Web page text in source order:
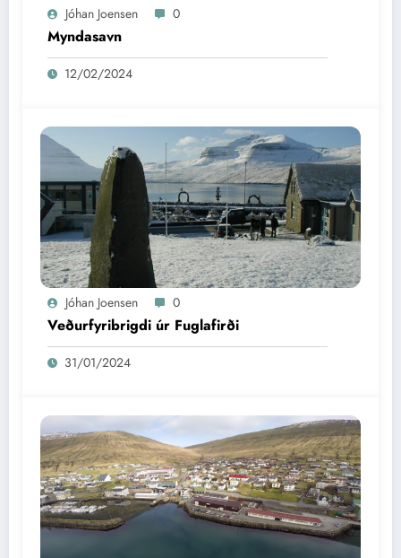
Jóhan Joensen 0
Myndasavn
12/02/2024
Jóhan Joensen 0
Veðurfyribrigdi úr Fuglafirði
31/01/2024